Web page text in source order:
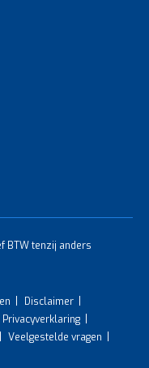
BTW tenzij anders
Disclaimer
Privacyverklaring
Veelgestelde vragen